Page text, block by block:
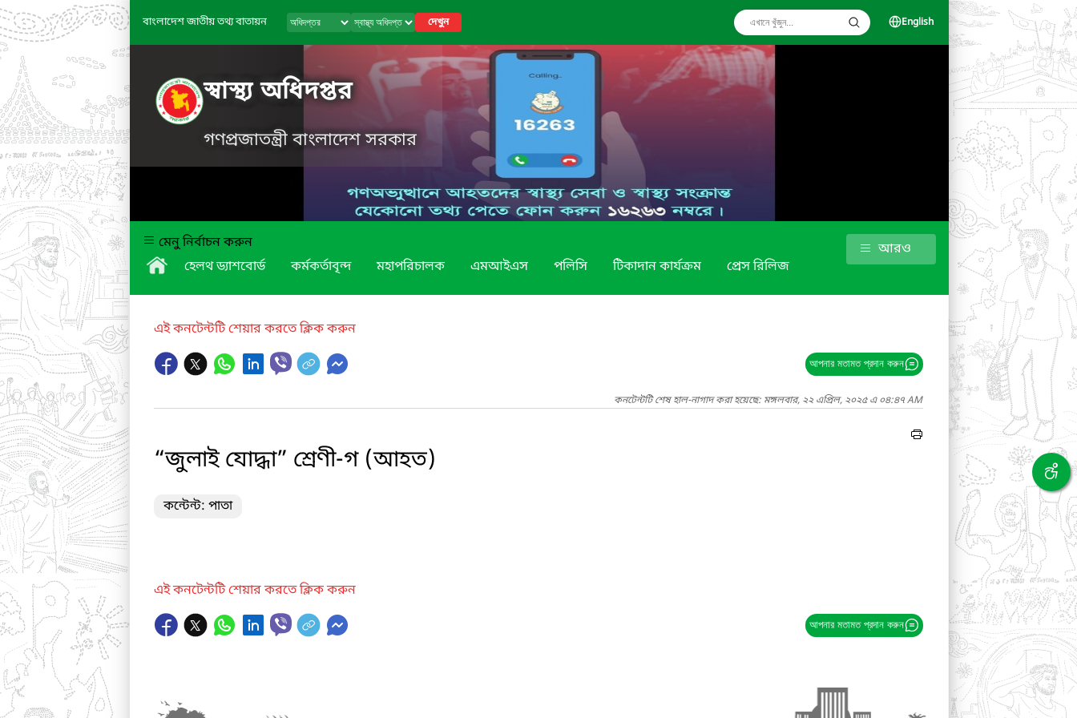
বাংলাদেশ জাতীয় তথ্য বাতায়ন দেখুন English
স্বাস্থ্য অধিদপ্তর
গণপ্রজাতন্ত্রী বাংলাদেশ সরকার
মেনু নির্বাচন করুন
হেলথ ড্যাশবোর্ড
কর্মকর্তাবৃন্দ মহাপরিচালক এমআইএস পলিসি টিকাদান কার্যক্রম প্রেস রিলিজ
আরও
এই কনটেন্টটি শেয়ার করতে ক্লিক করুন
আপনার মতামত প্রদান করুন
কনটেন্টটি শেষ হাল-নাগাদ করা হয়েছে: মঙ্গলবার, ২২ এপ্রিল, ২০২৫ এ ০৪:৪৭ AM
“জুলাই যোদ্ধা” শ্রেণী-গ (আহত)
কন্টেন্ট: পাতা
এই কনটেন্টটি শেয়ার করতে ক্লিক করুন
আপনার মতামত প্রদান করুন